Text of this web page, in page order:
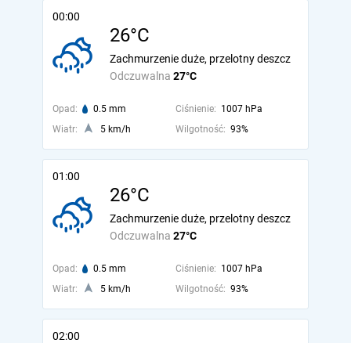
00:00
26°C
Odczuwalna 27°C
Zachmurzenie duże, przelotny deszcz
Opad: 0.5 mm Ciśnienie: 1007 hPa
Wiatr:
5 km/h Wilgotność: 93%
01:00
26°C
Odczuwalna 27°C
Zachmurzenie duże, przelotny deszcz
Opad: 0.5 mm Ciśnienie: 1007 hPa
Wiatr:
5 km/h Wilgotność: 93%
02:00